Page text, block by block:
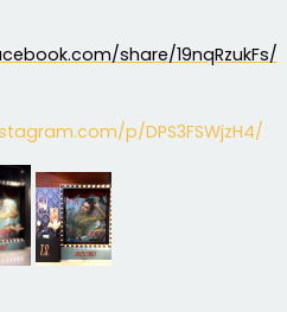
share/19nqRzukFs/
p/DPS3FSWjzH4/